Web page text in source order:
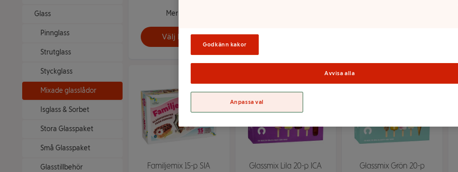
Glass
Pinnglass
Strutglass
Styckglass
Mixade glasslådor
Isglass & Sorbet
Stora Glasspaket
Små Glasspaket
Glasstillbehör
Mer info
Välj butik
Familjemix 15-p SIA
Glassmix Lila 20-p ICA
Glassmix Grön 20-p
Godkänn kakor
Avvisa alla
Anpassa val